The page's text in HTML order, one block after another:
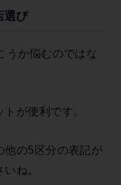
選び
うか悩むのではな
が便利です。
他の5区分の表記が
ね。